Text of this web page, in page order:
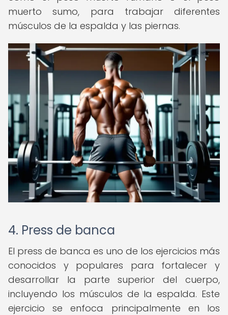
muerto sumo, para trabajar diferentes
músculos de la espalda y las piernas.
4. Press de banca
El press de banca es uno de los ejercicios más
conocidos y populares para fortalecer y
desarrollar la parte superior del cuerpo,
incluyendo los músculos de la espalda. Este
ejercicio se enfoca principalmente en los